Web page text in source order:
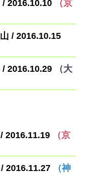
2016.10.10 （京
/ 2016.10.15
2016.10.29 （大
2016.11.19 （京
2016.11.27 （神